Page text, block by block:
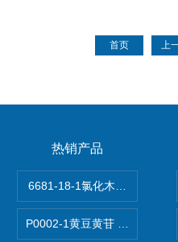
首页 上
热销产品
6681-18-1氯化木兰花碱
P0002-1黄豆黄苷 40246-10-